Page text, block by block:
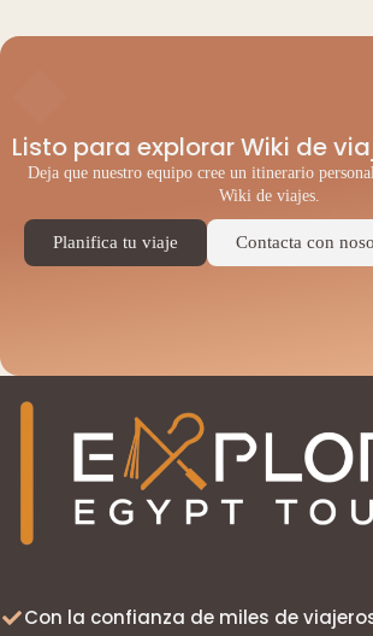
Listo para explorar Wiki de
Deja que nuestro equipo cree un itinerario
Wiki de viajes.
Planifica tu viaje Contacta con
Con la confianza de miles de